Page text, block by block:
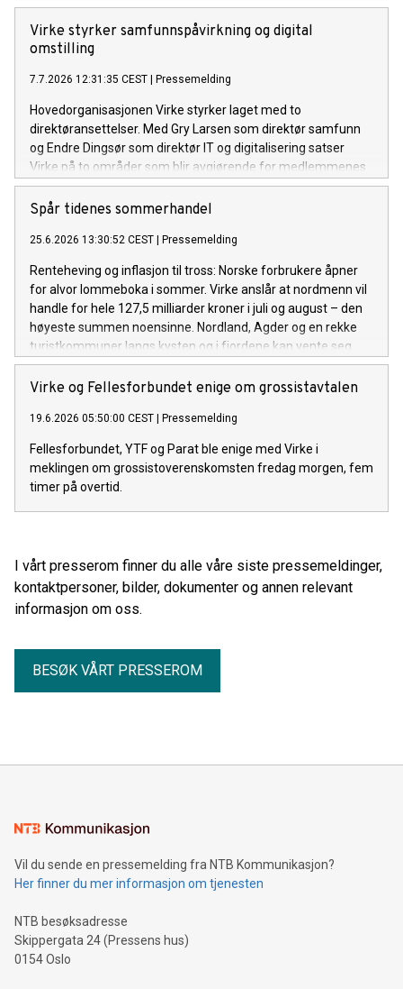
årsakene til at den generelle prisveksten (total KPI) var
lavere i juni enn i mai.
Virke styrker samfunnspåvirkning og digital
omstilling
7.7.2026 12:31:35 CEST Pressemelding
Hovedorganisasjonen Virke styrker laget med to
direktøransettelser. Med Gry Larsen som direktør samfunn
og Endre Dingsør som direktør IT og digitalisering satser
Virke på to områder som blir avgjørende for medlemmenes
konkurransekraft i årene som kommer: samfunnspåvirkning
og digital omstilling.
Spår tidenes sommerhandel
25.6.2026 13:30:52 CEST Pressemelding
Renteheving og inflasjon til tross: Norske forbrukere åpner
for alvor lommeboka i sommer. Virke anslår at nordmenn vil
handle for hele 127,5 milliarder kroner i juli og august – den
høyeste summen noensinne. Nordland, Agder og en rekke
turistkommuner langs kysten og i fjordene kan vente seg
rekordomsetning.
Virke og Fellesforbundet enige om grossistavtalen
19.6.2026 05:50:00 CEST Pressemelding
Fellesforbundet, YTF og Parat ble enige med Virke i
meklingen om grossistoverenskomsten fredag morgen, fem
timer på overtid.
I vårt presserom finner du alle våre siste pressemeldinger,
kontaktpersoner, bilder, dokumenter og annen relevant
informasjon om oss.
BESØK VÅRT PRESSEROM
Vil du sende en pressemelding fra NTB Kommunikasjon?
Her finner du mer informasjon om tjenesten
NTB besøksadresse
Skippergata 24 (Pressens hus)
0154 Oslo